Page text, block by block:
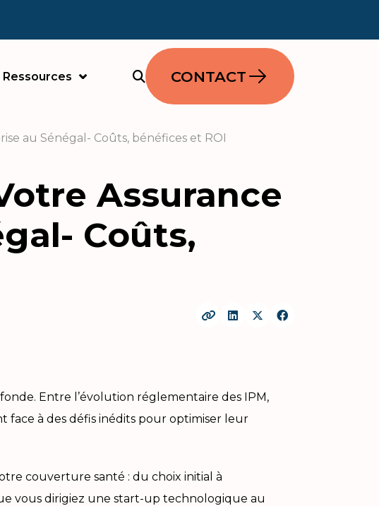
Ressources CONTACT
au Sénégal- Coûts, bénéfices et ROI
Assurance
Coûts,
Entre l’évolution réglementaire des IPM,
face à des défis inédits pour optimiser leur
couverture santé : du choix initial à
vous dirigiez une start-up technologique au